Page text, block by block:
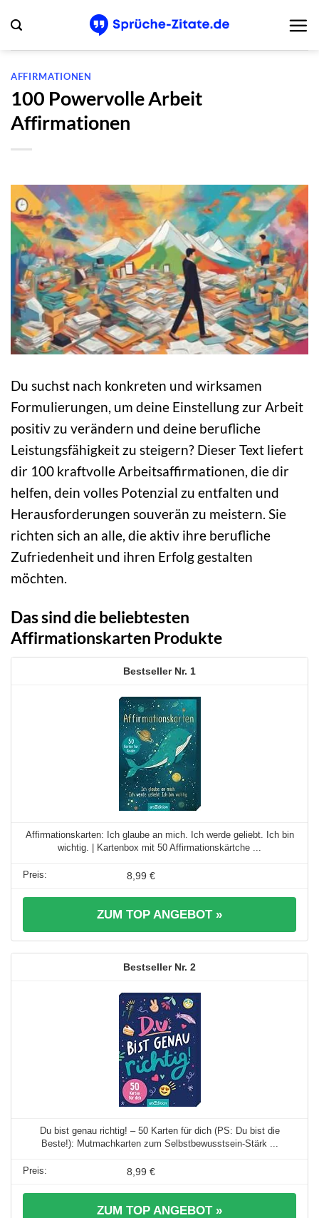
Inhalt
springen
AFFIRMATIONEN
100 Powervolle Arbeit
Affirmationen
Du suchst nach konkreten und wirksamen
Formulierungen, um deine Einstellung zur Arbeit
positiv zu verändern und deine berufliche
Leistungsfähigkeit zu steigern? Dieser Text liefert
dir 100 kraftvolle Arbeitsaffirmationen, die dir
helfen, dein volles Potenzial zu entfalten und
Herausforderungen souverän zu meistern. Sie
richten sich an alle, die aktiv ihre berufliche
Zufriedenheit und ihren Erfolg gestalten
möchten.
Das sind die beliebtesten
Affirmationskarten Produkte
1
Affirmationskarten: Ich glaube an mich. Ich werde geliebt. Ich bin
wichtig. | Kartenbox mit 50 Affirmationskärtche ...
8,99 €
ZUM TOP ANGEBOT »
2
Du bist genau richtig! – 50 Karten für dich (PS: Du bist die
Beste!): Mutmachkarten zum Selbstbewusstsein-Stärk ...
8,99 €
ZUM TOP ANGEBOT »